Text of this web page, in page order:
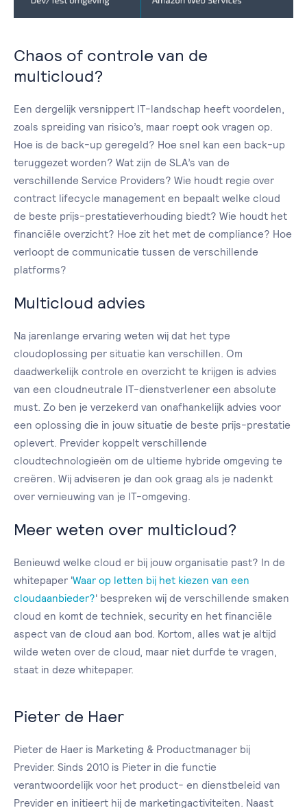
Chaos of controle van de
multicloud?
Een dergelijk versnippert IT-landschap heeft voordelen,
zoals spreiding van risico’s, maar roept ook vragen op.
Hoe is de back-up geregeld? Hoe snel kan een back-up
teruggezet worden? Wat zijn de SLA’s van de
verschillende Service Providers? Wie houdt regie over
contract lifecycle management en bepaalt welke cloud
de beste prijs-prestatieverhouding biedt? Wie houdt het
financiële overzicht? Hoe zit het met de compliance? Hoe
verloopt de communicatie tussen de verschillende
platforms?
Multicloud advies
Na jarenlange ervaring weten wij dat het type
cloudoplossing per situatie kan verschillen. Om
daadwerkelijk controle en overzicht te krijgen is advies
van een cloudneutrale IT-dienstverlener een absolute
must. Zo ben je verzekerd van onafhankelijk advies voor
een oplossing die in jouw situatie de beste prijs-prestatie
oplevert. Previder koppelt verschillende
cloudtechnologieën om de ultieme hybride omgeving te
creëren. Wij adviseren je dan ook graag als je nadenkt
over vernieuwing van je IT-omgeving.
Meer weten over multicloud?
Benieuwd welke cloud er bij jouw organisatie past? In de
whitepaper 'Waar op letten bij het kiezen van een
cloudaanbieder?' bespreken wij de verschillende smaken
cloud en komt de techniek, security en het financiële
aspect van de cloud aan bod. Kortom, alles wat je altijd
wilde weten over de cloud, maar niet durfde te vragen,
staat in deze whitepaper.
Pieter de Haer
Pieter de Haer is Marketing & Productmanager bij
Previder. Sinds 2010 is Pieter in die functie
verantwoordelijk voor het product- en dienstbeleid van
Previder en initieert hij de marketingactiviteiten. Naast